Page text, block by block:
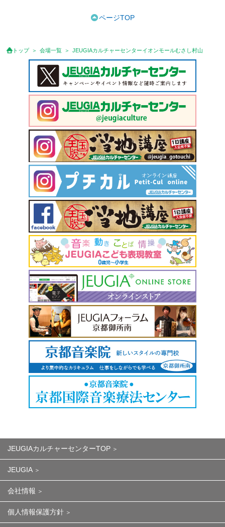
ページTOP
トップ 会場一覧 JEUGIAカルチャーセンターイオンモールむさし村山
JEUGIAカルチャーセンターTOP
JEUGIA
会社情報
個人情報保護方針